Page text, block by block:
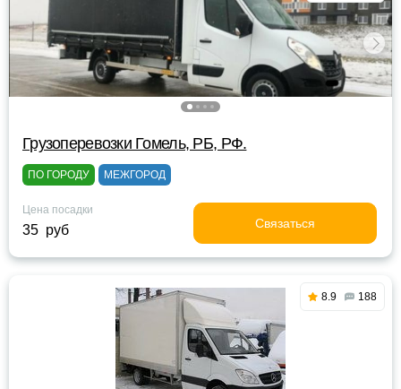
Грузоперевозки Гомель, РБ, РФ.
ПО ГОРОДУ МЕЖГОРОД
Цена посадки
35 руб Связаться
8.9 188